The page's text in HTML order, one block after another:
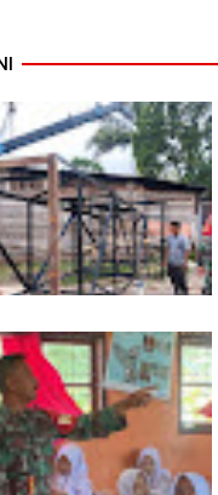
TNI AD Manunggal Air
Tahap Pendirian Tower
di Simpang Kiri